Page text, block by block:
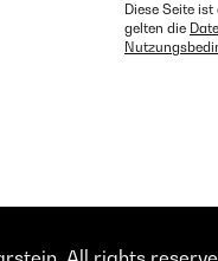
Diese Seite
gelten die